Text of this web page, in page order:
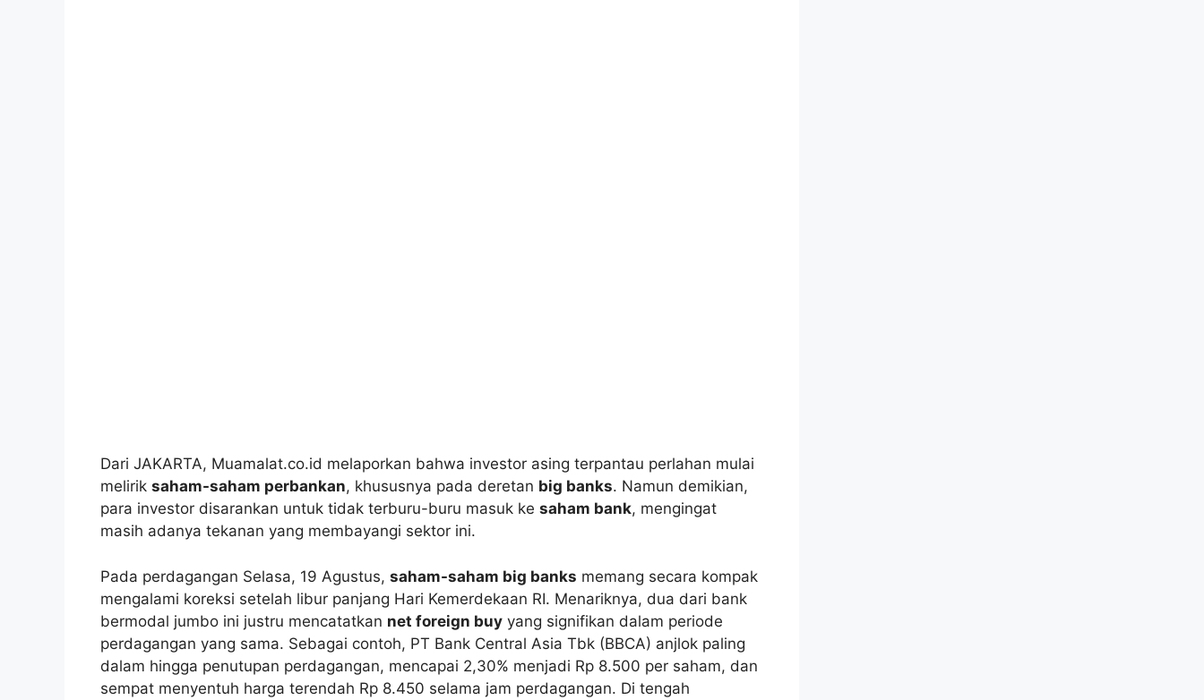
Dari JAKARTA, Muamalat.co.id melaporkan bahwa investor asing terpantau perlahan mulai
melirik saham-saham perbankan, khususnya pada deretan big banks. Namun demikian,
para investor disarankan untuk tidak terburu-buru masuk ke saham bank, mengingat
masih adanya tekanan yang membayangi sektor ini.
Pada perdagangan Selasa, 19 Agustus, saham-saham big banks memang secara kompak
mengalami koreksi setelah libur panjang Hari Kemerdekaan RI. Menariknya, dua dari bank
bermodal jumbo ini justru mencatatkan net foreign buy yang signifikan dalam periode
perdagangan yang sama. Sebagai contoh, PT Bank Central Asia Tbk (BBCA) anjlok paling
dalam hingga penutupan perdagangan, mencapai 2,30% menjadi Rp 8.500 per saham, dan
sempat menyentuh harga terendah Rp 8.450 selama jam perdagangan. Di tengah